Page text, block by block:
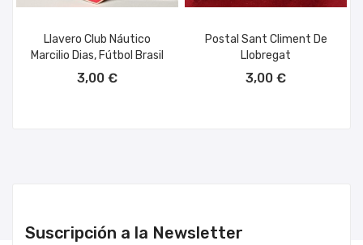
Llavero Club Náutico
Marcilio Dias, Fútbol Brasil
3,00 €
Postal Sant Climent De
Llobregat
3,00 €
Suscripción a la Newsletter